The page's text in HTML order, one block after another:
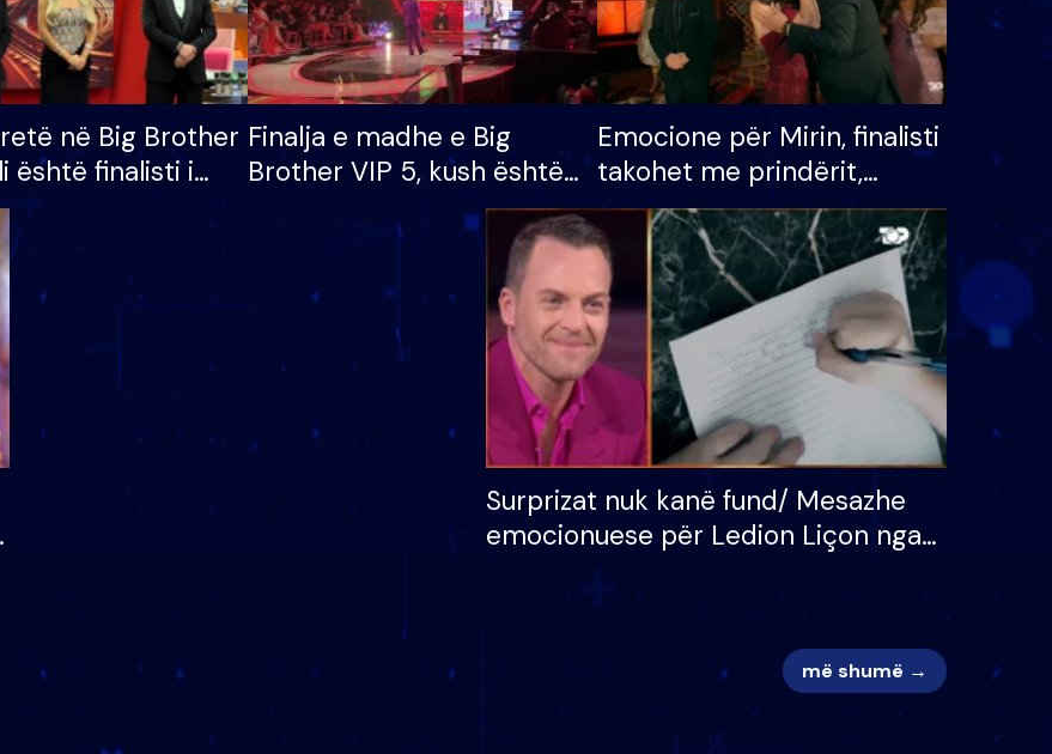
në Big Brother
është finalisti i
lë shtëpinë
Finalja e madhe e Big
Brother VIP 5, kush është
banori i parë që lë shtëpinë
dhe humb mundësinë për
të fituar çmimin e madh
Emocione për Mirin, finalisti
takohet me prindërit,
vajzën dhe bashkëshorten:
S’kemi ndonjë letër divorci
apo jo?
Surprizat nuk kanë fund/ Mesazhe
emocionuese për Ledion Liçon nga
më shumë →